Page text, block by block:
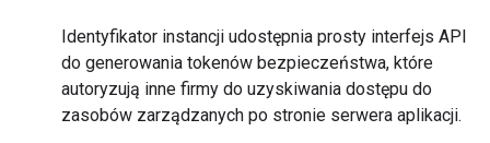
Identyfikator instancji udostępnia prosty interfejs API
do generowania tokenów bezpieczeństwa, które
autoryzują inne firmy do uzyskiwania dostępu do
zasobów zarządzanych po stronie serwera aplikacji.